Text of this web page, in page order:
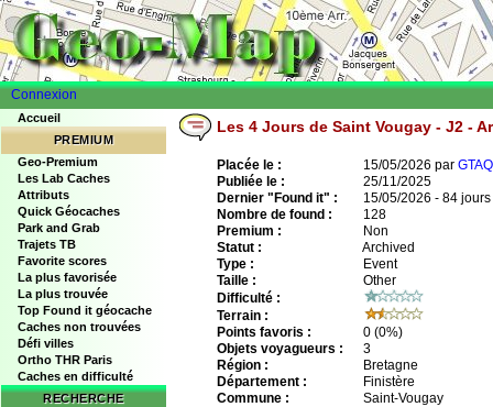
Connexion
Accueil
PREMIUM
Geo-Premium
Les Lab Caches
Attributs
Quick Géocaches
Park and Grab
Trajets TB
Favorite scores
La plus favorisée
La plus trouvée
Top Found it géocache
Caches non trouvées
Défi villes
Ortho THR Paris
Caches en difficulté
RECHERCHE
Les 4 Jours de Saint Vougay - J2 -
Placée le : 15/05/2026 par GTAQ
Publiée le :
25/11/2025
Dernier "Found it" :
15/05/2026 - 84 jours
Nombre de found :
128
Premium :
Non
Statut :
Archived
Type :
Event
Taille :
Other
Difficulté :
Terrain :
Points favoris :
0 (0%)
Objets voyagueurs :
3
Région :
Bretagne
Département :
Finistère
Commune :
Saint-Vougay